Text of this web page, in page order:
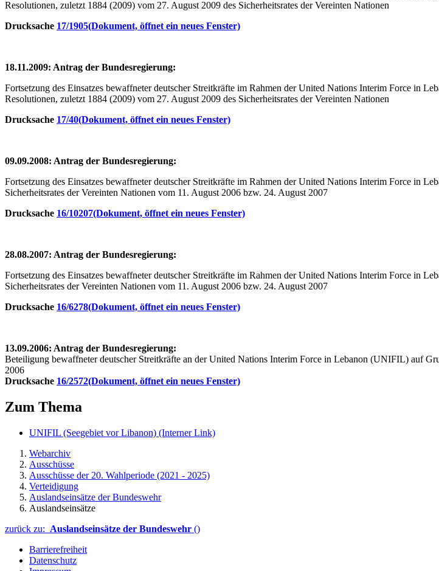
Resolutionen, zuletzt 1884 (2009) vom 27. August 2009 des Sicherheitsrates der Vereinten Nationen
Drucksache 17/1905(Dokument, öffnet ein neues Fenster)
18.11.2009: Antrag der Bundesregierung:
Fortsetzung des Einsatzes bewaffneter deutscher Streitkräfte im Rahmen der United Nations Interim Force in
Resolutionen, zuletzt 1884 (2009) vom 27. August 2009 des Sicherheitsrates der Vereinten Nationen
Drucksache 17/40(Dokument, öffnet ein neues Fenster)
09.09.2008: Antrag der Bundesregierung:
Fortsetzung des Einsatzes bewaffneter deutscher Streitkräfte im Rahmen der United Nations Interim Force in
Sicherheitsrates der Vereinten Nationen vom 11. August 2006 bzw. 24. August 2007
Drucksache 16/10207(Dokument, öffnet ein neues Fenster)
28.08.2007: Antrag der Bundesregierung:
Fortsetzung des Einsatzes bewaffneter deutscher Streitkräfte im Rahmen der United Nations Interim Force in
Sicherheitsrates der Vereinten Nationen vom 11. August 2006 bzw. 24. August 2007
Drucksache 16/6278(Dokument, öffnet ein neues Fenster)
13.09.2006: Antrag der Bundesregierung:
Beteiligung bewaffneter deutscher Streitkräfte an der United Nations Interim Force in Lebanon (UNIFIL) auf
2006
Drucksache 16/2572(Dokument, öffnet ein neues Fenster)
Zum Thema
UNIFIL (Seegebiet vor Libanon) (Interner Link)
Webarchiv
Ausschüsse
Ausschüsse der 20. Wahlperiode (2021 - 2025)
Verteidigung
Auslandseinsätze der Bundeswehr
Auslandseinsätze
zurück zu: Auslandseinsätze der Bundeswehr ()
Barrierefreiheit
Datenschutz